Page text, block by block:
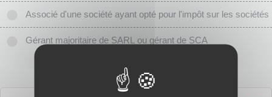
Associé d'une société ayant opté pour l'impôt sur les sociétés
Gérant majoritaire de SARL ou gérant de SCA